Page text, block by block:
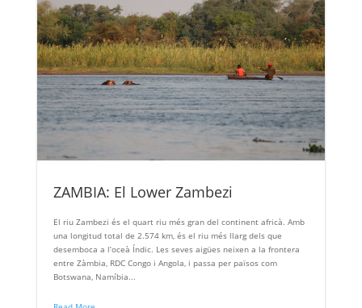
ZAMBIA: El Lower Zambezi
El riu Zambezi és el quart riu més gran del continent africà. Amb
una longitud total de 2.574 km, és el riu més llarg dels que
desemboca a l’oceà Índic. Les seves aigües neixen a la frontera
entre Zàmbia, RDC Congo i Angola, i passa per països com
Botswana, Namíbia...